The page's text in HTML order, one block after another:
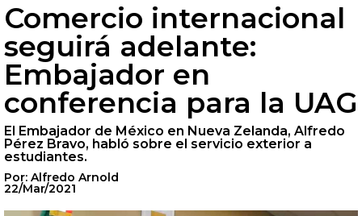
Comercio internacional
seguirá adelante:
Embajador en
conferencia para la UAG
El Embajador de México en Nueva Zelanda, Alfredo
Pérez Bravo, habló sobre el servicio exterior a
estudiantes.
Por: Alfredo Arnold
22/Mar/2021